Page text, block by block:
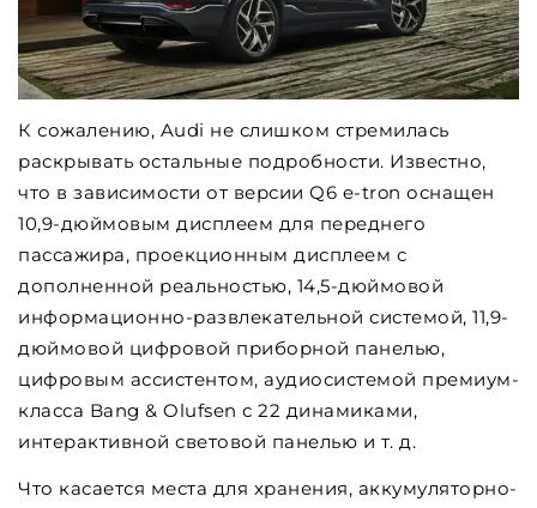
К сожалению, Audi не слишком стремилась
раскрывать остальные подробности. Известно,
что в зависимости от версии Q6 e-tron оснащен
10,9-дюймовым дисплеем для переднего
пассажира, проекционным дисплеем с
дополненной реальностью, 14,5-дюймовой
информационно-развлекательной системой, 11,9-
дюймовой цифровой приборной панелью,
цифровым ассистентом, аудиосистемой премиум-
класса Bang & Olufsen с 22 динамиками,
интерактивной световой панелью и т. д.
Что касается места для хранения, аккумуляторно-